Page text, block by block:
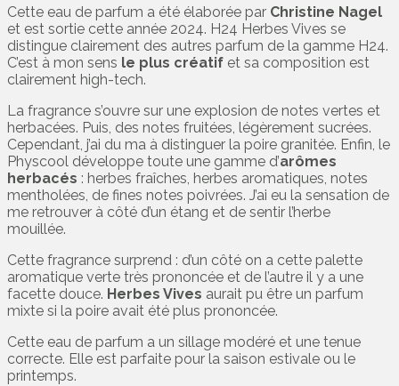
Cette eau de parfum a été élaborée par Christine Nagel
et est sortie cette année 2024. H24 Herbes Vives se
distingue clairement des autres parfum de la gamme H24.
C’est à mon sens le plus créatif et sa composition est
clairement high-tech.
La fragrance s’ouvre sur une explosion de notes vertes et
herbacées. Puis, des notes fruitées, légèrement sucrées.
Cependant, j’ai du ma à distinguer la poire granitée. Enfin, le
Physcool développe toute une gamme d’arômes
herbacés : herbes fraîches, herbes aromatiques, notes
mentholées, de fines notes poivrées. J’ai eu la sensation de
me retrouver à côté d’un étang et de sentir l’herbe
mouillée.
Cette fragrance surprend : d’un côté on a cette palette
aromatique verte très prononcée et de l’autre il y a une
facette douce. Herbes Vives aurait pu être un parfum
mixte si la poire avait été plus prononcée.
Cette eau de parfum a un sillage modéré et une tenue
correcte. Elle est parfaite pour la saison estivale ou le
printemps.